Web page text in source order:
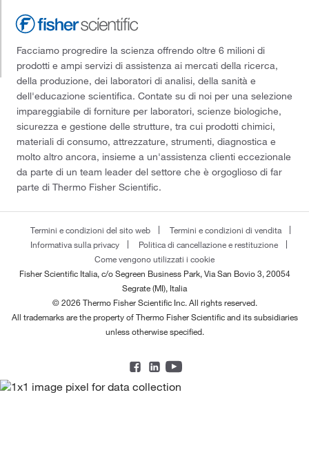
Facciamo progredire la scienza offrendo oltre 6 milioni di
prodotti e ampi servizi di assistenza ai mercati della ricerca,
della produzione, dei laboratori di analisi, della sanità e
dell'educazione scientifica. Contate su di noi per una selezione
impareggiabile di forniture per laboratori, scienze biologiche,
sicurezza e gestione delle strutture, tra cui prodotti chimici,
materiali di consumo, attrezzature, strumenti, diagnostica e
molto altro ancora, insieme a un'assistenza clienti eccezionale
da parte di un team leader del settore che è orgoglioso di far
parte di Thermo Fisher Scientific.
Termini e condizioni del sito web
Termini e condizioni di vendita
Informativa sulla privacy
Politica di cancellazione e restituzione
Come vengono utilizzati i cookie
Fisher Scientific Italia, c/o Segreen Business Park, Via San Bovio 3, 20054
Segrate (MI), Italia
© 2026 Thermo Fisher Scientific Inc. All rights reserved.
All trademarks are the property of Thermo Fisher Scientific and its subsidiaries
unless otherwise specified.